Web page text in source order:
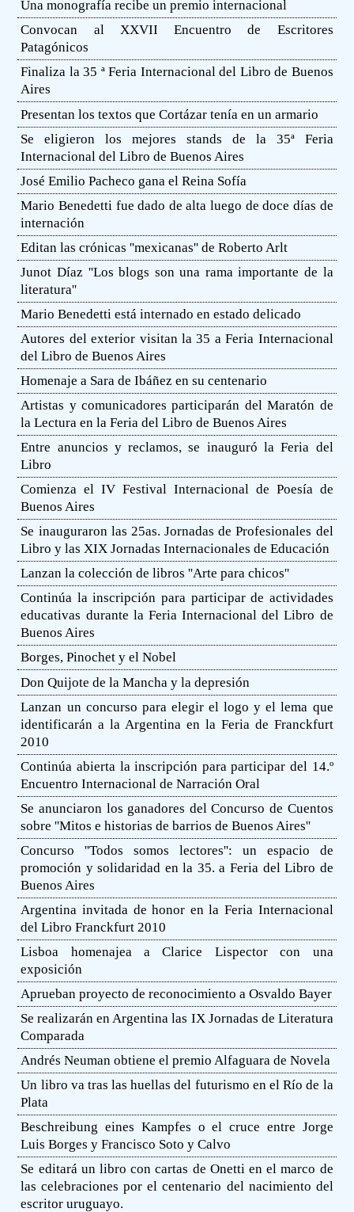
Una monografía recibe un premio internacional
Convocan al XXVII Encuentro de Escritores
Patagónicos
Finaliza la 35 ª Feria Internacional del Libro de Buenos
Aires
Presentan los textos que Cortázar tenía en un armario
Se eligieron los mejores stands de la 35ª Feria
Internacional del Libro de Buenos Aires
José Emilio Pacheco gana el Reina Sofía
Mario Benedetti fue dado de alta luego de doce días de
internación
Editan las crónicas ''mexicanas'' de Roberto Arlt
Junot Díaz ''Los blogs son una rama importante de la
literatura''
Mario Benedetti está internado en estado delicado
Autores del exterior visitan la 35 a Feria Internacional
del Libro de Buenos Aires
Homenaje a Sara de Ibáñez en su centenario
Artistas y comunicadores participarán del Maratón de
la Lectura en la Feria del Libro de Buenos Aires
Entre anuncios y reclamos, se inauguró la Feria del
Libro
Comienza el IV Festival Internacional de Poesía de
Buenos Aires
Se inauguraron las 25as. Jornadas de Profesionales del
Libro y las XIX Jornadas Internacionales de Educación
Lanzan la colección de libros ''Arte para chicos''
Continúa la inscripción para participar de actividades
educativas durante la Feria Internacional del Libro de
Buenos Aires
Borges, Pinochet y el Nobel
Don Quijote de la Mancha y la depresión
Lanzan un concurso para elegir el logo y el lema que
identificarán a la Argentina en la Feria de Franckfurt
2010
Continúa abierta la inscripción para participar del 14.º
Encuentro Internacional de Narración Oral
Se anunciaron los ganadores del Concurso de Cuentos
sobre ''Mitos e historias de barrios de Buenos Aires''
Concurso ''Todos somos lectores'': un espacio de
promoción y solidaridad en la 35. a Feria del Libro de
Buenos Aires
Argentina invitada de honor en la Feria Internacional
del Libro Franckfurt 2010
Lisboa homenajea a Clarice Lispector con una
exposición
Aprueban proyecto de reconocimiento a Osvaldo Bayer
Se realizarán en Argentina las IX Jornadas de Literatura
Comparada
Andrés Neuman obtiene el premio Alfaguara de Novela
Un libro va tras las huellas del futurismo en el Río de la
Plata
Beschreibung eines Kampfes o el cruce entre Jorge
Luis Borges y Francisco Soto y Calvo
Se editará un libro con cartas de Onetti en el marco de
las celebraciones por el centenario del nacimiento del
escritor uruguayo.